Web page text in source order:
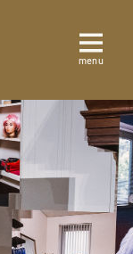
menu
Sluiten